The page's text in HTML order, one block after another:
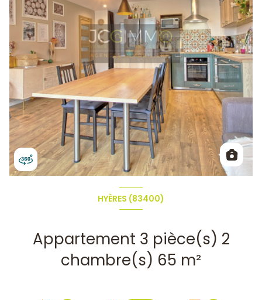
HYÈRES (83400)
Appartement 3 pièce(s) 2
chambre(s) 65 m²